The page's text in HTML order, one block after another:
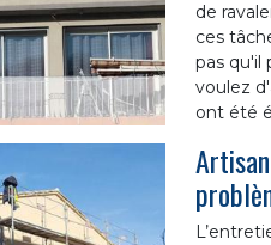
de
ces
pas qu'il
voulez
ont été